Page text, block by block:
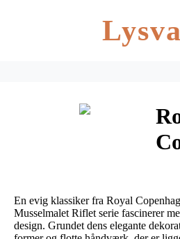
En evig klassiker fra Royal
Musselmalet Riflet serie fascinerer
design. Grundet dens elegante